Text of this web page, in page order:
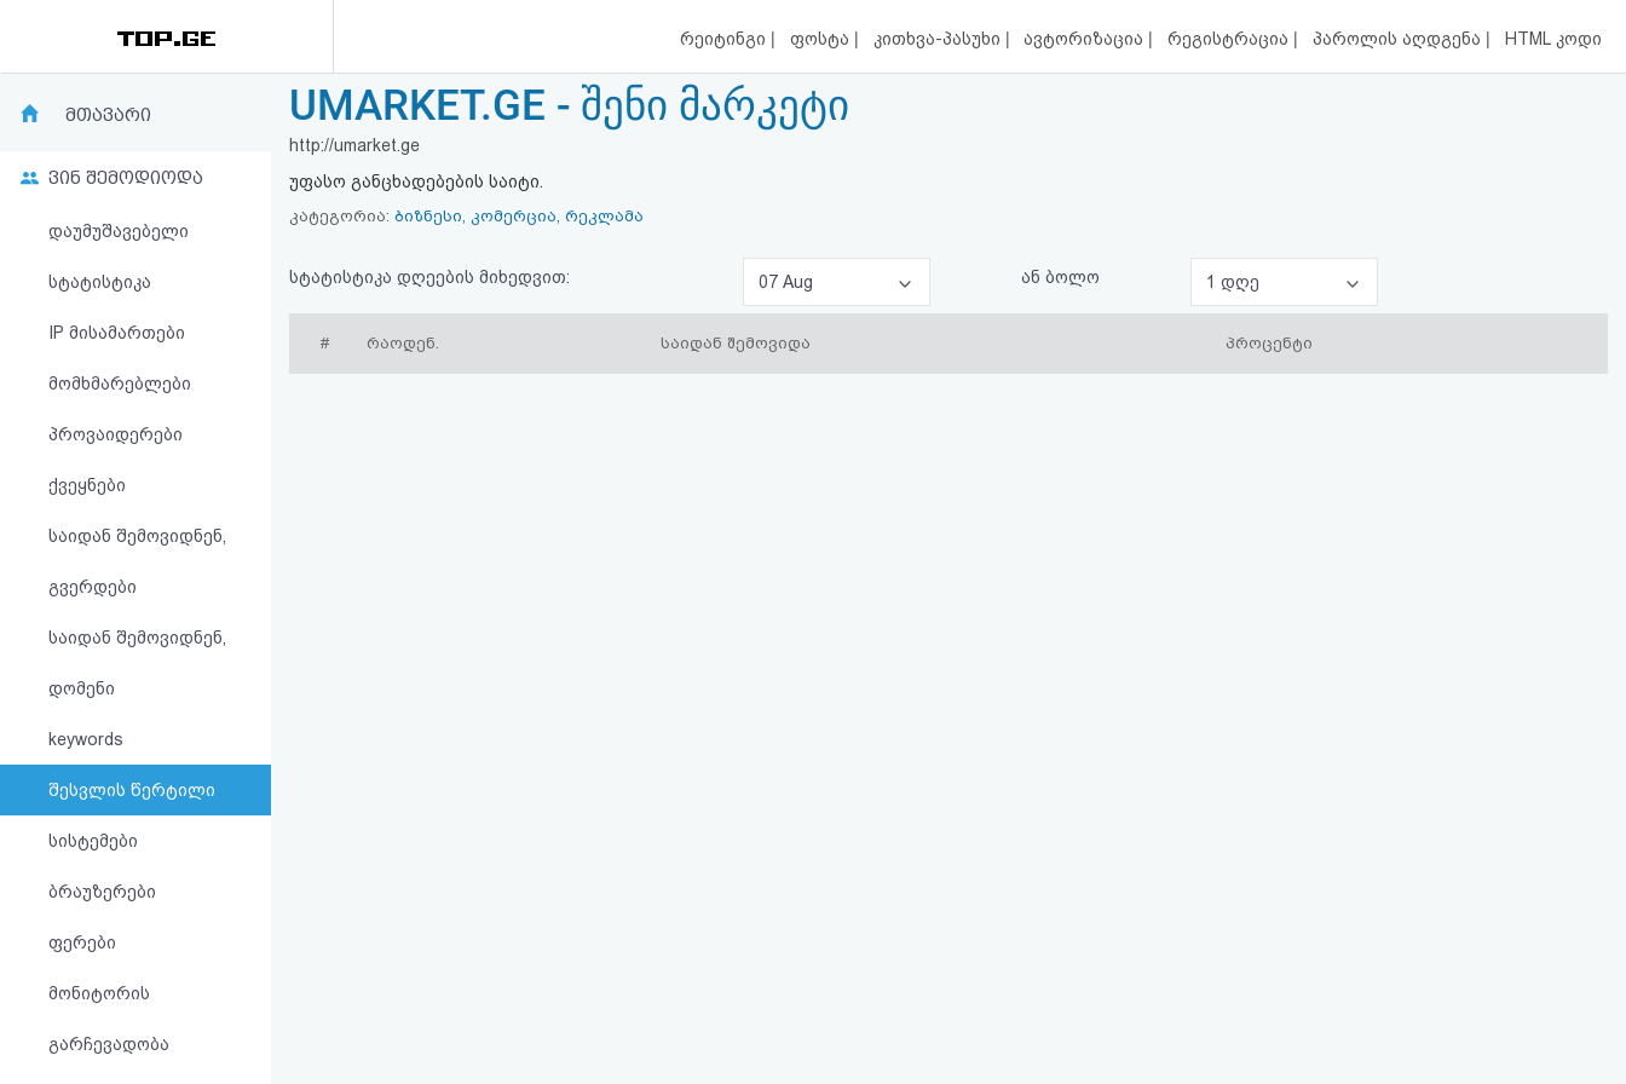
რეიტინგი | ფოსტა | კითხვა-პასუხი | ავტორიზაცია | რეგისტრაცია | პაროლის აღდგენა | HTML კოდი
რეიტინგი
კითხვა-
პასუხი
ავტორიზაცია
რეგისტრაცია
სალიცენზიო
შეთანხმება
და
მთავარი
ვინ შემოდიოდა
დაუმუშავებელი
სტატისტიკა
IP მისამართები
მომხმარებლები
პროვაიდერები
ქვეყნები
საიდან შემოვიდნენ,
გვერდები
საიდან შემოვიდნენ,
დომენი
keywords
შესვლის წერტილი
სისტემები
ბრაუზერები
ფერები
მონიტორის
გარჩევადობა
UMARKET.GE - შენი მარკეტი
http://umarket.ge
უფასო განცხადებების საიტი.
კატეგორია: ბიზნესი, კომერცია, რეკლამა
სტატისტიკა დღეების მიხედვით: 07 Aug ან ბოლო 1 დღე
# რაოდენ. საიდან შემოვიდა პროცენტი